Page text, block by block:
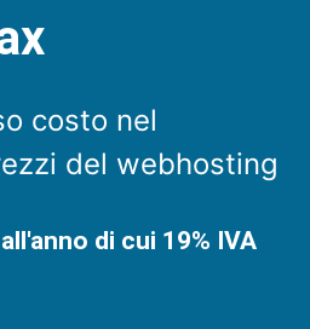
costo nel
del webhosting
di cui 19% IVA